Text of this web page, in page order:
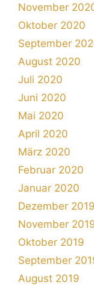
November
Oktober 2020
September
August 2020
Juli 2020
Juni 2020
Mai 2020
April 2020
März 2020
Februar 2020
Januar 2020
Dezember 2019
November
Oktober 2019
September
August 2019